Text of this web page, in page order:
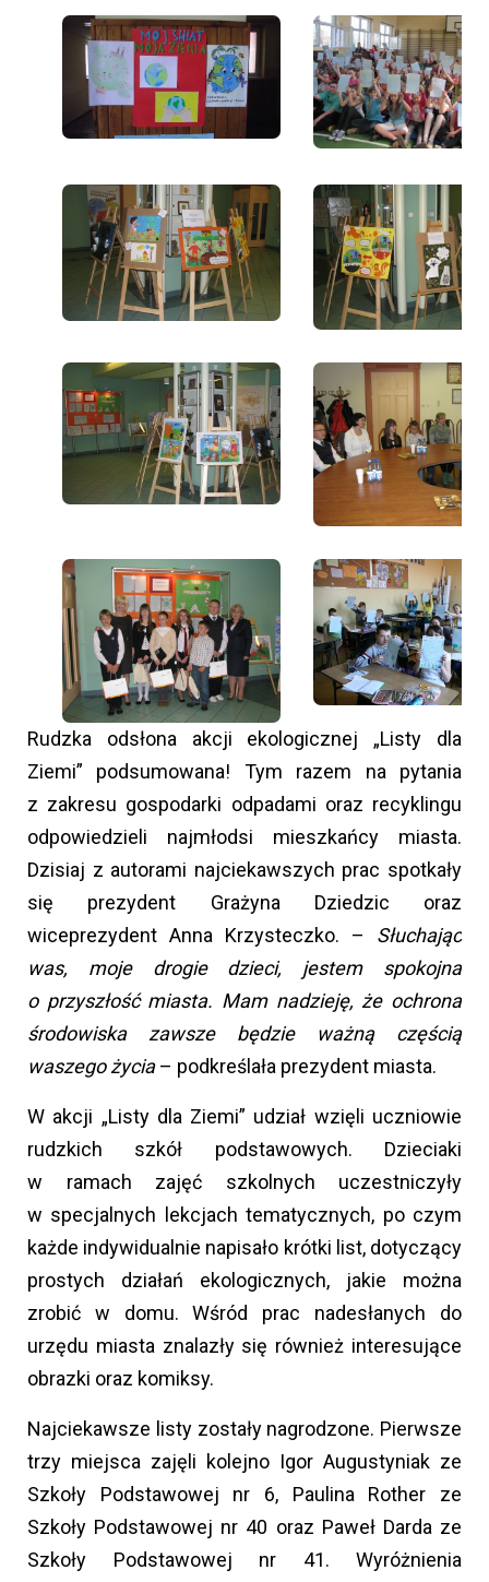
Rudzka odsłona akcji ekologicznej „Listy dla
Ziemi” podsumowana! Tym razem na pytania
z zakresu gospodarki odpadami oraz recyklingu
odpowiedzieli najmłodsi mieszkańcy miasta.
Dzisiaj z autorami najciekawszych prac spotkały
się prezydent Grażyna Dziedzic oraz
wiceprezydent Anna Krzysteczko. – Słuchając
was, moje drogie dzieci, jestem spokojna
o przyszłość miasta. Mam nadzieję, że ochrona
środowiska zawsze będzie ważną częścią
waszego życia– podkreślała prezydent miasta.
W akcji „Listy dla Ziemi” udział wzięli uczniowie
rudzkich szkół podstawowych. Dzieciaki
w ramach zajęć szkolnych uczestniczyły
w specjalnych lekcjach tematycznych, po czym
każde indywidualnie napisało krótki list, dotyczący
prostych działań ekologicznych, jakie można
zrobić w domu. Wśród prac nadesłanych do
urzędu miasta znalazły się również interesujące
obrazki oraz komiksy.
Najciekawsze listy zostały nagrodzone. Pierwsze
trzy miejsca zajęli kolejno Igor Augustyniak ze
Szkoły Podstawowej nr 6, Paulina Rother ze
Szkoły Podstawowej nr 40 oraz Paweł Darda ze
Szkoły Podstawowej nr 41. Wyróżnienia